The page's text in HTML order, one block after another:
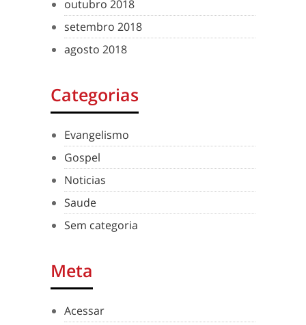
outubro 2018
setembro 2018
agosto 2018
Categorias
Evangelismo
Gospel
Noticias
Saude
Sem categoria
Meta
Acessar